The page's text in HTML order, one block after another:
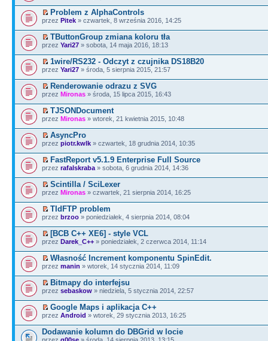
Problem z AlphaControls
przez Pitek » czwartek, 8 września 2016, 14:25
TButtonGroup zmiana koloru tła
przez Yari27 » sobota, 14 maja 2016, 18:13
1wire/RS232 - Odczyt z czujnika DS18B20
przez Yari27 » środa, 5 sierpnia 2015, 21:57
Renderowanie odrazu z SVG
przez Mironas » środa, 15 lipca 2015, 16:43
TJSONDocument
przez Mironas » wtorek, 21 kwietnia 2015, 10:48
AsyncPro
przez piotr.kwlk » czwartek, 18 grudnia 2014, 10:35
FastReport v5.1.9 Enterprise Full Source
przez rafalskraba » sobota, 6 grudnia 2014, 14:36
Scintilla / SciLexer
przez Mironas » czwartek, 21 sierpnia 2014, 16:25
TIdFTP problem
przez brzoo » poniedziałek, 4 sierpnia 2014, 08:04
[BCB C++ XE6] - style VCL
przez Darek_C++ » poniedziałek, 2 czerwca 2014, 11:14
Własność Increment komponentu SpinEdit.
przez manin » wtorek, 14 stycznia 2014, 11:09
Bitmapy do interfejsu
przez sebaskow » niedziela, 5 stycznia 2014, 22:57
Google Maps i aplikacja C++
przez Android » wtorek, 29 stycznia 2013, 16:25
Dodawanie kolumn do DBGrid w locie